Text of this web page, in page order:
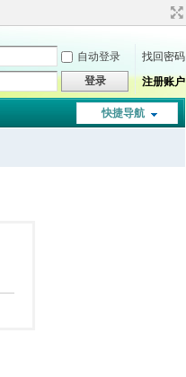
自动登录
找回密码
登录 注册账户
快捷导航